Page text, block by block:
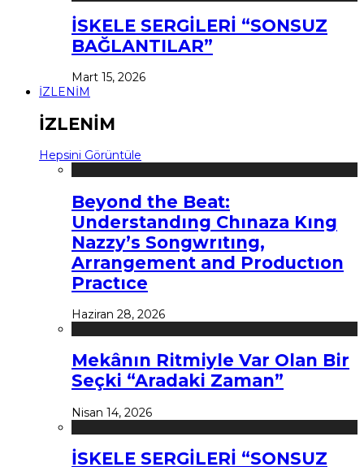
İSKELE SERGİLERİ “SONSUZ
BAĞLANTILAR”
Mart 15, 2026
İZLENİM
İZLENİM
Hepsini Görüntüle
Beyond the Beat:
Understandıng Chınaza Kıng
Nazzy’s Songwrıtıng,
Arrangement and Productıon
Practıce
Haziran 28, 2026
Mekânın Ritmiyle Var Olan Bir
Seçki “Aradaki Zaman”
Nisan 14, 2026
İSKELE SERGİLERİ “SONSUZ